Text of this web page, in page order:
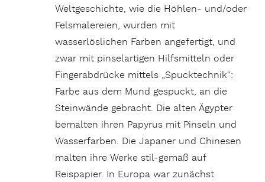
Weltgeschichte, wie die Höhlen- und/oder
Felsmalereien, wurden mit
wasserlöslichen Farben angefertigt, und
zwar mit pinselartigen Hilfsmitteln oder
Fingerabdrücke mittels „Spucktechnik“:
Farbe aus dem Mund gespuckt, an die
Steinwände gebracht. Die alten Ägypter
bemalten ihren Papyrus mit Pinseln und
Wasserfarben. Die Japaner und Chinesen
malten ihre Werke stil-gemäß auf
Reispapier. In Europa war zunächst